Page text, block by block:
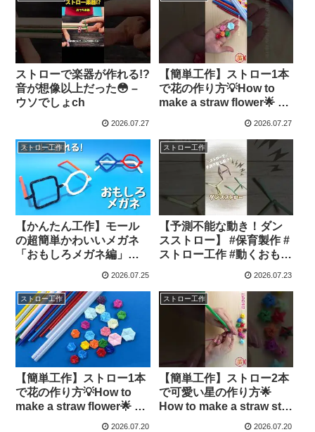
ストローで楽器が作れる!?
音が想像以上だった😳 –
ウソでしょch
2026.07.27
【簡単工作】ストロー1本
で花の作り方💡How to
make a straw flower🌟 –
2026.07.27
ストロー工作
【かんたん工作】モール
の超簡単かわいいメガネ
「おもしろメガネ編」作
作・おしゃれ工作 – ちゃ
んねるできたくん
2026.07.25
ストロー工作
【予測不能な動き！ダン
スストロー】 #保育製作 #
ストロー工作 #動くおもち
ちゃ – すい先生の【がん
ばらない製作】
2026.07.23
ストロー工作
【簡単工作】ストロー1本
で花の作り方💡How to
make a straw flower🌟 –
簡単結び方辞典 / How to
2026.07.20
ストロー工作
【簡単工作】ストロー2本
で可愛い星の作り方🌟
How to make a straw star
💡7分で完成！おしゃれな
2026.07.20